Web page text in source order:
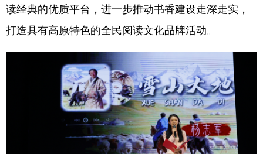
读经典的优质平台，进一步推动书香建设走深走实，
打造具有高原特色的全民阅读文化品牌活动。